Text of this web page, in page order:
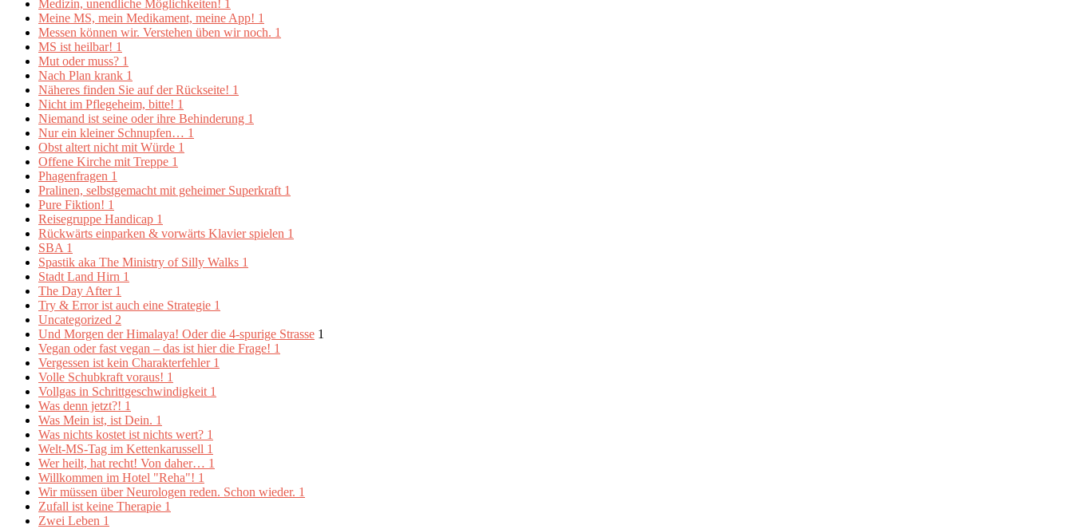
Medizin, unendliche Möglichkeiten! 1
Meine MS, mein Medikament, meine App! 1
Messen können wir. Verstehen üben wir noch. 1
MS ist heilbar! 1
Mut oder muss? 1
Nach Plan krank 1
Näheres finden Sie auf der Rückseite! 1
Nicht im Pflegeheim, bitte! 1
Niemand ist seine oder ihre Behinderung 1
Nur ein kleiner Schnupfen… 1
Obst altert nicht mit Würde 1
Offene Kirche mit Treppe 1
Phagenfragen 1
Pralinen, selbstgemacht mit geheimer Superkraft 1
Pure Fiktion! 1
Reisegruppe Handicap 1
Rückwärts einparken & vorwärts Klavier spielen 1
SBA 1
Spastik aka The Ministry of Silly Walks 1
Stadt Land Hirn 1
The Day After 1
Try & Error ist auch eine Strategie 1
Uncategorized 2
Und Morgen der Himalaya! Oder die 4-spurige Strasse 1
Vegan oder fast vegan – das ist hier die Frage! 1
Vergessen ist kein Charakterfehler 1
Volle Schubkraft voraus! 1
Vollgas in Schrittgeschwindigkeit 1
Was denn jetzt?! 1
Was Mein ist, ist Dein. 1
Was nichts kostet ist nichts wert? 1
Welt-MS-Tag im Kettenkarussell 1
Wer heilt, hat recht! Von daher… 1
Willkommen im Hotel "Reha"! 1
Wir müssen über Neurologen reden. Schon wieder. 1
Zufall ist keine Therapie 1
Zwei Leben 1